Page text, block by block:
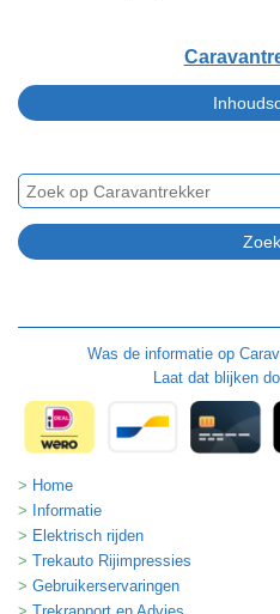
Was de informatie op
Laat dat blijken
Home
Informatie
Elektrisch rijden
Trekauto Rijimpressies
Gebruikerservaringen